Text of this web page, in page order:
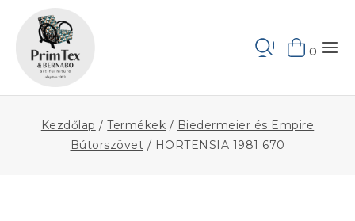
content
0
Kezdőlap / Termékek / Biedermeier és Empire
Bútorszövet / HORTENSIA 1981 670